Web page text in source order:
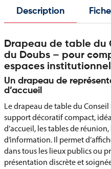
Description
Drapeau de table du
du Doubs – pour
espaces
Un drapeau de
d’accueil
Le drapeau de table du
support décoratif compact,
d’accueil, les tables de
d’information. Il permet
dans tous les lieux publics ou
présentation discrète et